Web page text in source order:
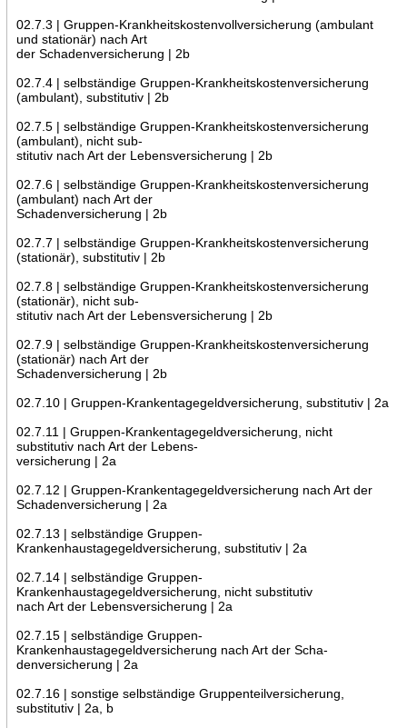
02.7.3 | Gruppen-Krankheitskostenvollversicherung (ambulant
und stationär) nach Art
der Schadenversicherung | 2b
02.7.4 | selbständige Gruppen-Krankheitskostenversicherung
(ambulant), substitutiv | 2b
02.7.5 | selbständige Gruppen-Krankheitskostenversicherung
(ambulant), nicht sub-
stitutiv nach Art der Lebensversicherung | 2b
02.7.6 | selbständige Gruppen-Krankheitskostenversicherung
(ambulant) nach Art der
Schadenversicherung | 2b
02.7.7 | selbständige Gruppen-Krankheitskostenversicherung
(stationär), substitutiv | 2b
02.7.8 | selbständige Gruppen-Krankheitskostenversicherung
(stationär), nicht sub-
stitutiv nach Art der Lebensversicherung | 2b
02.7.9 | selbständige Gruppen-Krankheitskostenversicherung
(stationär) nach Art der
Schadenversicherung | 2b
02.7.10 | Gruppen-Krankentagegeldversicherung, substitutiv | 2a
02.7.11 | Gruppen-Krankentagegeldversicherung, nicht
substitutiv nach Art der Lebens-
versicherung | 2a
02.7.12 | Gruppen-Krankentagegeldversicherung nach Art der
Schadenversicherung | 2a
02.7.13 | selbständige Gruppen-
Krankenhaustagegeldversicherung, substitutiv | 2a
02.7.14 | selbständige Gruppen-
Krankenhaustagegeldversicherung, nicht substitutiv
nach Art der Lebensversicherung | 2a
02.7.15 | selbständige Gruppen-
Krankenhaustagegeldversicherung nach Art der Scha-
denversicherung | 2a
02.7.16 | sonstige selbständige Gruppenteilversicherung,
substitutiv | 2a, b